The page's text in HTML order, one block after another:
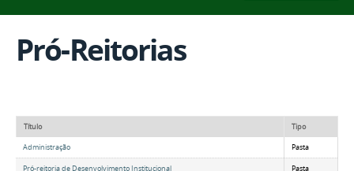
Pró-Reitorias
Título Tipo
Administração Pasta
Pró-reitoria de Desenvolvimento Institucional Pasta